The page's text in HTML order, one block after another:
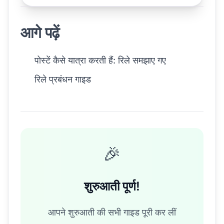
आगे पढ़ें
पोस्टें कैसे यात्रा करती हैं: रिले समझाए गए
रिले प्रबंधन गाइड
🎉
शुरुआती पूर्ण!
आपने शुरुआती की सभी गाइड पूरी कर लीं